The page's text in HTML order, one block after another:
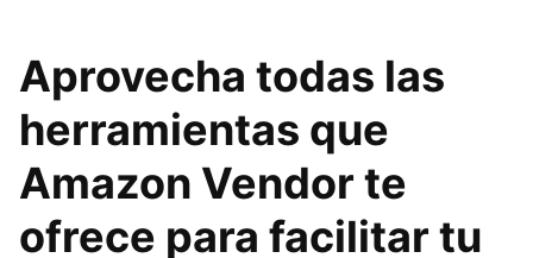
Aprovecha todas las
herramientas que
Amazon Vendor te
ofrece para facilitar tu